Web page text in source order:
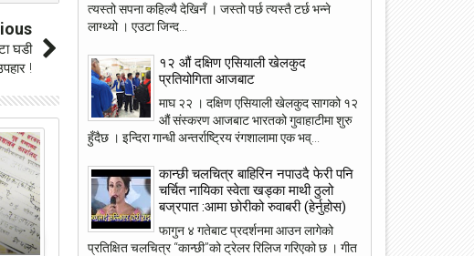
घडी
!
23
2018
22
2018
त्यस्तो सपना कहिल्यै देखिनँ । जस्तो पर्छ त्यस्तै टर्छ भन्ने
लाग्थ्यो । एउटा जिन्द...
१२ औं दक्षिण एसियाली खेलकुद
प्रतियोगिता आजबाट
माघ २२ । दक्षिण एसियाली खेलकुद सागको १२
औं संस्करण आजबाट भारतको गुवाहाटीमा शुरु
हुँदैछ । इन्दिरा गान्धी अन्तर्राष्ट्रिय रंगशालामा एक भव्...
कान्छी चलचित्र बाहिरिन नपाउदै फेरी पनि
चर्चित नायिका स्वेता खड्का माथी ठुलो
बज्रपात :आमा छोरीको रुवाबरी (हेर्नुहोस)
फागुन ४ गतेबाट प्रदर्शनमा आउन लागेको
प्रतिक्षित चलचित्र “कान्छी”को ट्रेलर रिलिज गरिएको छ । गीत